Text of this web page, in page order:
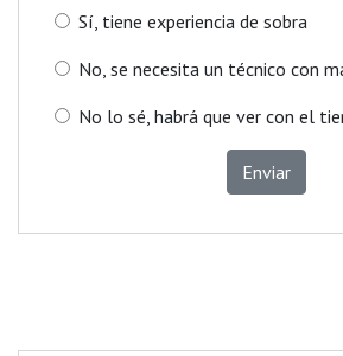
Sí, tiene experiencia de sobra
No, se necesita un técnico con
No lo sé, habrá que ver con el
Enviar